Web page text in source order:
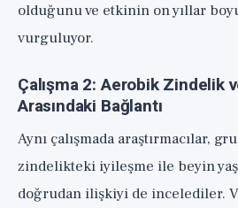
olduğunu ve etkinin on yıllar
vurguluyor.
Çalışma 2: Aerobik Zindelik
Arasındaki Bağlantı
Aynı çalışmada araştırmacılar,
zindelikteki iyileşme ile beyin
doğrudan ilişkiyi de incelediler.